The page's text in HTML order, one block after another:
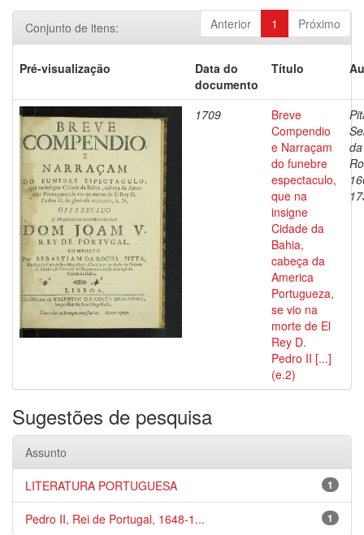
Anterior 1 Próximo
Conjunto de itens:
Pré-visualização
Data do
documento
Título
1709
Breve
Compendio
e Narraçam
do funebre
espectaculo,
que na
insigne
Cidade da
Bahia,
cabeça da
America
Portugueza,
se vio na
morte de El
Rey D.
Pedro II [...]
(e.2)
da
Sugestões de pesquisa
Assunto
1
LITERATURA PORTUGUESA
1
Pedro II, Rei de Portugal, 1648-1...